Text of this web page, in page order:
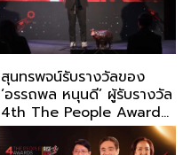
สุนทรพจน์รับรางวัลของ
‘อรรถพล หนุนดี’ ผู้รับรางวัล
4th The People Awards
2025